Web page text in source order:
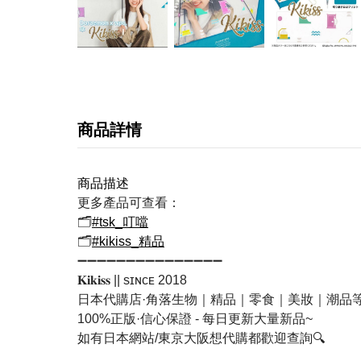
商品詳情
商品描述
更多產品可查看：
🗂#tsk_叮噹
🗂#kikiss_精品
➖➖➖➖➖➖➖➖➖➖➖➖➖➖➖
𝐊𝐢𝐤𝐢𝐬𝐬 || sɪɴᴄᴇ 2018
日本代購店·角落生物｜精品｜零食｜美妝｜潮品
100%正版·信心保證 - 每日更新大量新品~
如有日本網站/東京大阪想代購都歡迎查詢🔍